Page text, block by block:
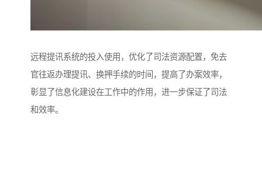
远程提讯系统的投入使用，优化了司法资源配置，免去
官往返办理提讯、换押手续的时间，提高了办案效率，
彰显了信息化建设在工作中的作用，进一步保证了司法
和效率。